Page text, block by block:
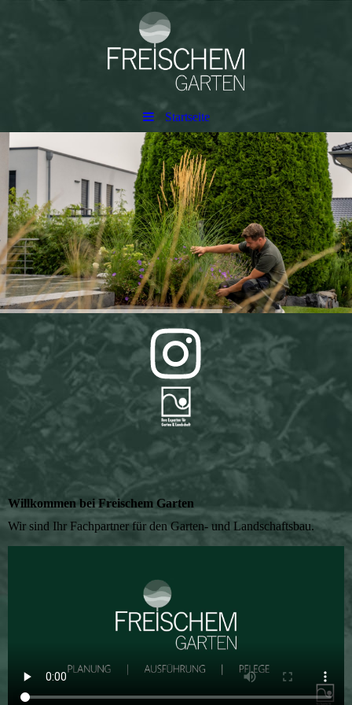
Startseite
Willkommen bei Freischem Garten
Wir sind Ihr Fachpartner für den Garten- und Landschaftsbau.